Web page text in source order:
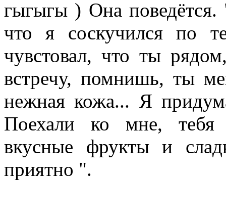
гыгыгы ) Она поведётся.
что я соскучился по
чувстовал, что ты
встречу, помнишь, ты
нежная кожа... Я
Поехали ко мне, тебя
вкусные фрукты и
приятно ".